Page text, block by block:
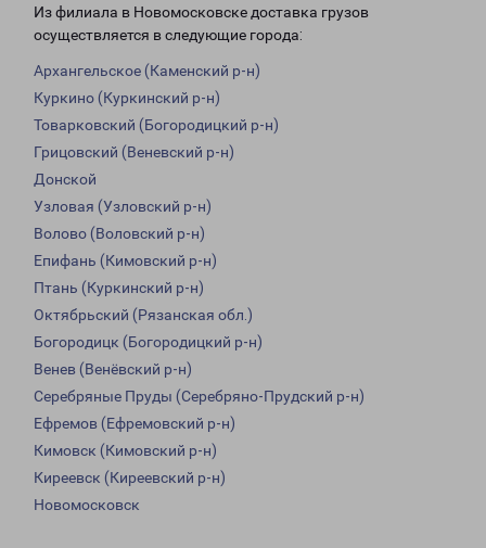
Из филиала в Новомосковске доставка грузов
осуществляется в следующие города:
Архангельское (Каменский р-н)
Куркино (Куркинский р-н)
Товарковский (Богородицкий р-н)
Грицовский (Веневский р-н)
Донской
Узловая (Узловский р-н)
Волово (Воловский р-н)
Епифань (Кимовский р-н)
Птань (Куркинский р-н)
Октябрьский (Рязанская обл.)
Богородицк (Богородицкий р-н)
Венев (Венёвский р-н)
Серебряные Пруды (Серебряно-Прудский р-н)
Ефремов (Ефремовский р-н)
Кимовск (Кимовский р-н)
Киреевск (Киреевский р-н)
Новомосковск